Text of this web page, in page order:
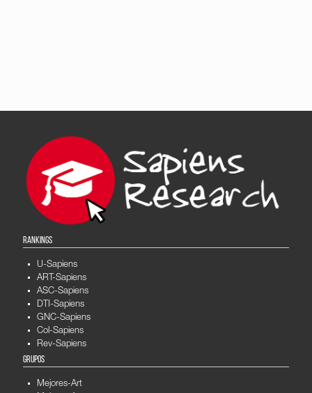
RANKINGS
U-Sapiens
ART-Sapiens
ASC-Sapiens
DTI-Sapiens
GNC-Sapiens
Col-Sapiens
Rev-Sapiens
GRUPOS
Mejores-Art